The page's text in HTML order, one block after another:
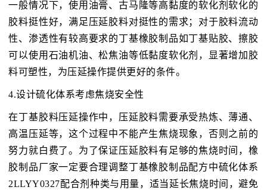
一般情况下，使用油膏、古马隆等高黏度的软化剂软化的
胶料挺性好，满足压延胶料对挺性的需求；对于胶料流动
性、渗透性有较高要求的丁基橡胶制品如丁基贴胶、擦胶
可以使用石油机油、松焦油等低黏度软化剂，显著增加胶
料可塑性，为压延操作提供更好的条件。
4.设计硫化体系考虑焦烧安全性
在丁基胶料压延操作中，压延胶料需要承受热炼、薄通、
高温压延等，这个过程中不能产生焦烧现象，否则之前的
努力就白费了。为了保证压延胶料有足够的焦烧时间，橡
胶制品厂家一定要合理调整丁基橡胶制品配方中硫化体系
2LLYY0327配合剂种类与用量，适当延长焦烧时间，避免